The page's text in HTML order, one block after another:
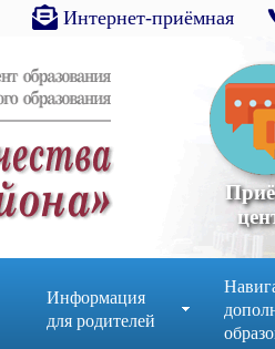
Интернет-приёмная
Информация
для родителей